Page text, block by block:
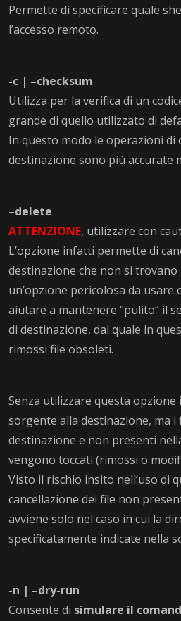
Permette di specificare quale
l’accesso remoto.
-c | –checksum
Utilizza per la verifica di un
grande di quello utilizzato di
In questo modo le operazioni
destinazione sono più accurate
–delete
ATTENZIONE, utilizzare con
L’opzione infatti permette di
destinazione che non si trovano
un’opzione pericolosa da usare
aiutare a mantenere “pulito” il
di destinazione, dal quale in
rimossi file obsoleti.
Senza utilizzare questa
sorgente alla destinazione, ma
destinazione e non presenti
vengono toccati (rimossi o
Visto il rischio insito nell’uso di
cancellazione dei file non
avviene solo nel caso in cui la
specificatamente indicate nella
-n | –dry-run
Consente di simulare il